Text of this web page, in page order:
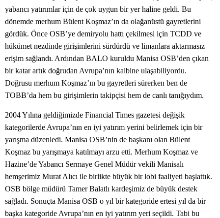
yabancı yatırımlar için de çok uygun bir yer haline geldi. Bu
dönemde merhum Bülent Koşmaz’ın da olağanüstü gayretlerini
gördük. Önce OSB’ye demiryolu hattı çekilmesi için TCDD ve
hükümet nezdinde girişimlerini sürdürdü ve limanlara aktarmasız
erişim sağlandı. Ardından BALO kuruldu Manisa OSB’den çıkan
bir katar artık doğrudan Avrupa’nın kalbine ulaşabiliyordu.
Doğrusu merhum Koşmaz’ın bu gayretleri sürerken ben de
TOBB’da hem bu girişimlerin takipçisi hem de canlı tanığıydım.
2004 Yılına geldiğimizde Financial Times gazetesi değişik
kategorilerde Avrupa’nın en iyi yatırım yerini belirlemek için bir
yarışma düzenledi. Manisa OSB’nin de başkanı olan Bülent
Koşmaz bu yarışmaya katılmayı arzu etti. Merhum Koşmaz ve
Hazine’de Yabancı Sermaye Genel Müdür vekili Manisalı
hemşerimiz Murat Alıcı ile birlikte büyük bir lobi faaliyeti başlattık.
OSB bölge müdürü Tamer Balatlı kardeşimiz de büyük destek
sağladı. Sonuçta Manisa OSB o yıl bir kategoride ertesi yıl da bir
başka kategoride Avrupa’nın en iyi yatırım yeri seçildi. Tabi bu